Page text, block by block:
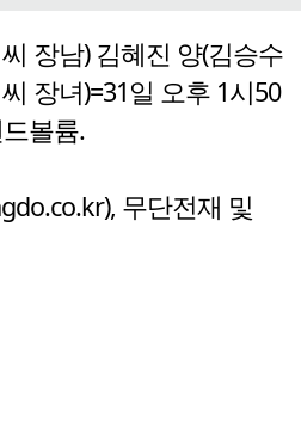
장남) 김혜진 양(김승수
장녀)=31일 오후 1시50
볼륨.
무단전재 및